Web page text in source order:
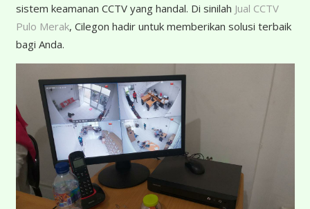
sistem keamanan CCTV yang handal. Di sinilah Jual CCTV
Pulo Merak, Cilegon hadir untuk memberikan solusi terbaik
bagi Anda.